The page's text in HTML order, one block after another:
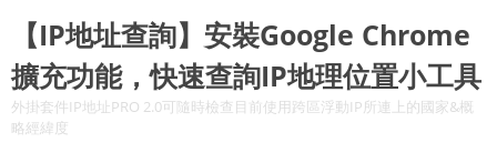
【IP地址查詢】安裝Google Chrome
擴充功能，快速查詢IP地理位置小工具
外掛套件IP地址PRO 2.0可隨時檢查目前使用跨區浮動IP所連上的國家&概
略經緯度